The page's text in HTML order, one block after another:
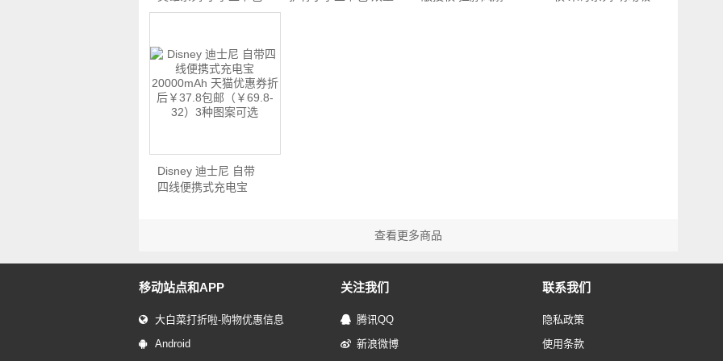
…
Disney 迪士尼 自带
四线便携式充电宝
查看更多商品
移动站点和APP
大白菜打折啦-购物优惠信息
Android
关注我们
腾讯QQ
新浪微博
联系我们
隐私政策
使用条款